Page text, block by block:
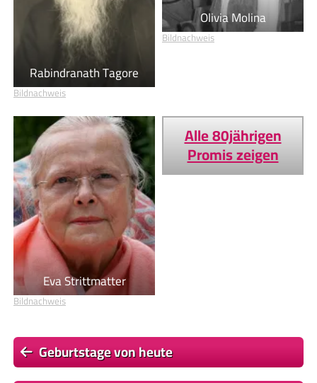
Rabindranath Tagore
Bildnachweis
Olivia Molina
Bildnachweis
Eva Strittmatter
Bildnachweis
Alle 80jährigen
Promis zeigen
Geburtstage von heute